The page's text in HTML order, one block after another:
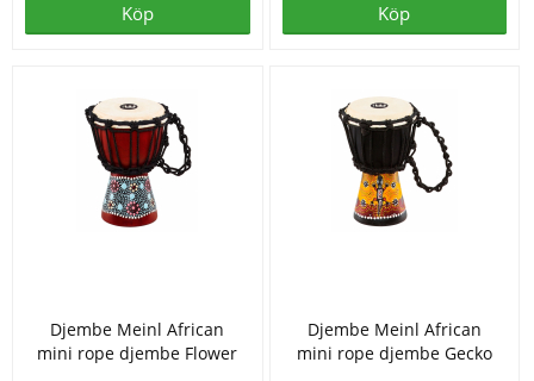
Köp Köp
Djembe Meinl African
mini rope djembe Flower
Djembe Meinl African
mini rope djembe Gecko